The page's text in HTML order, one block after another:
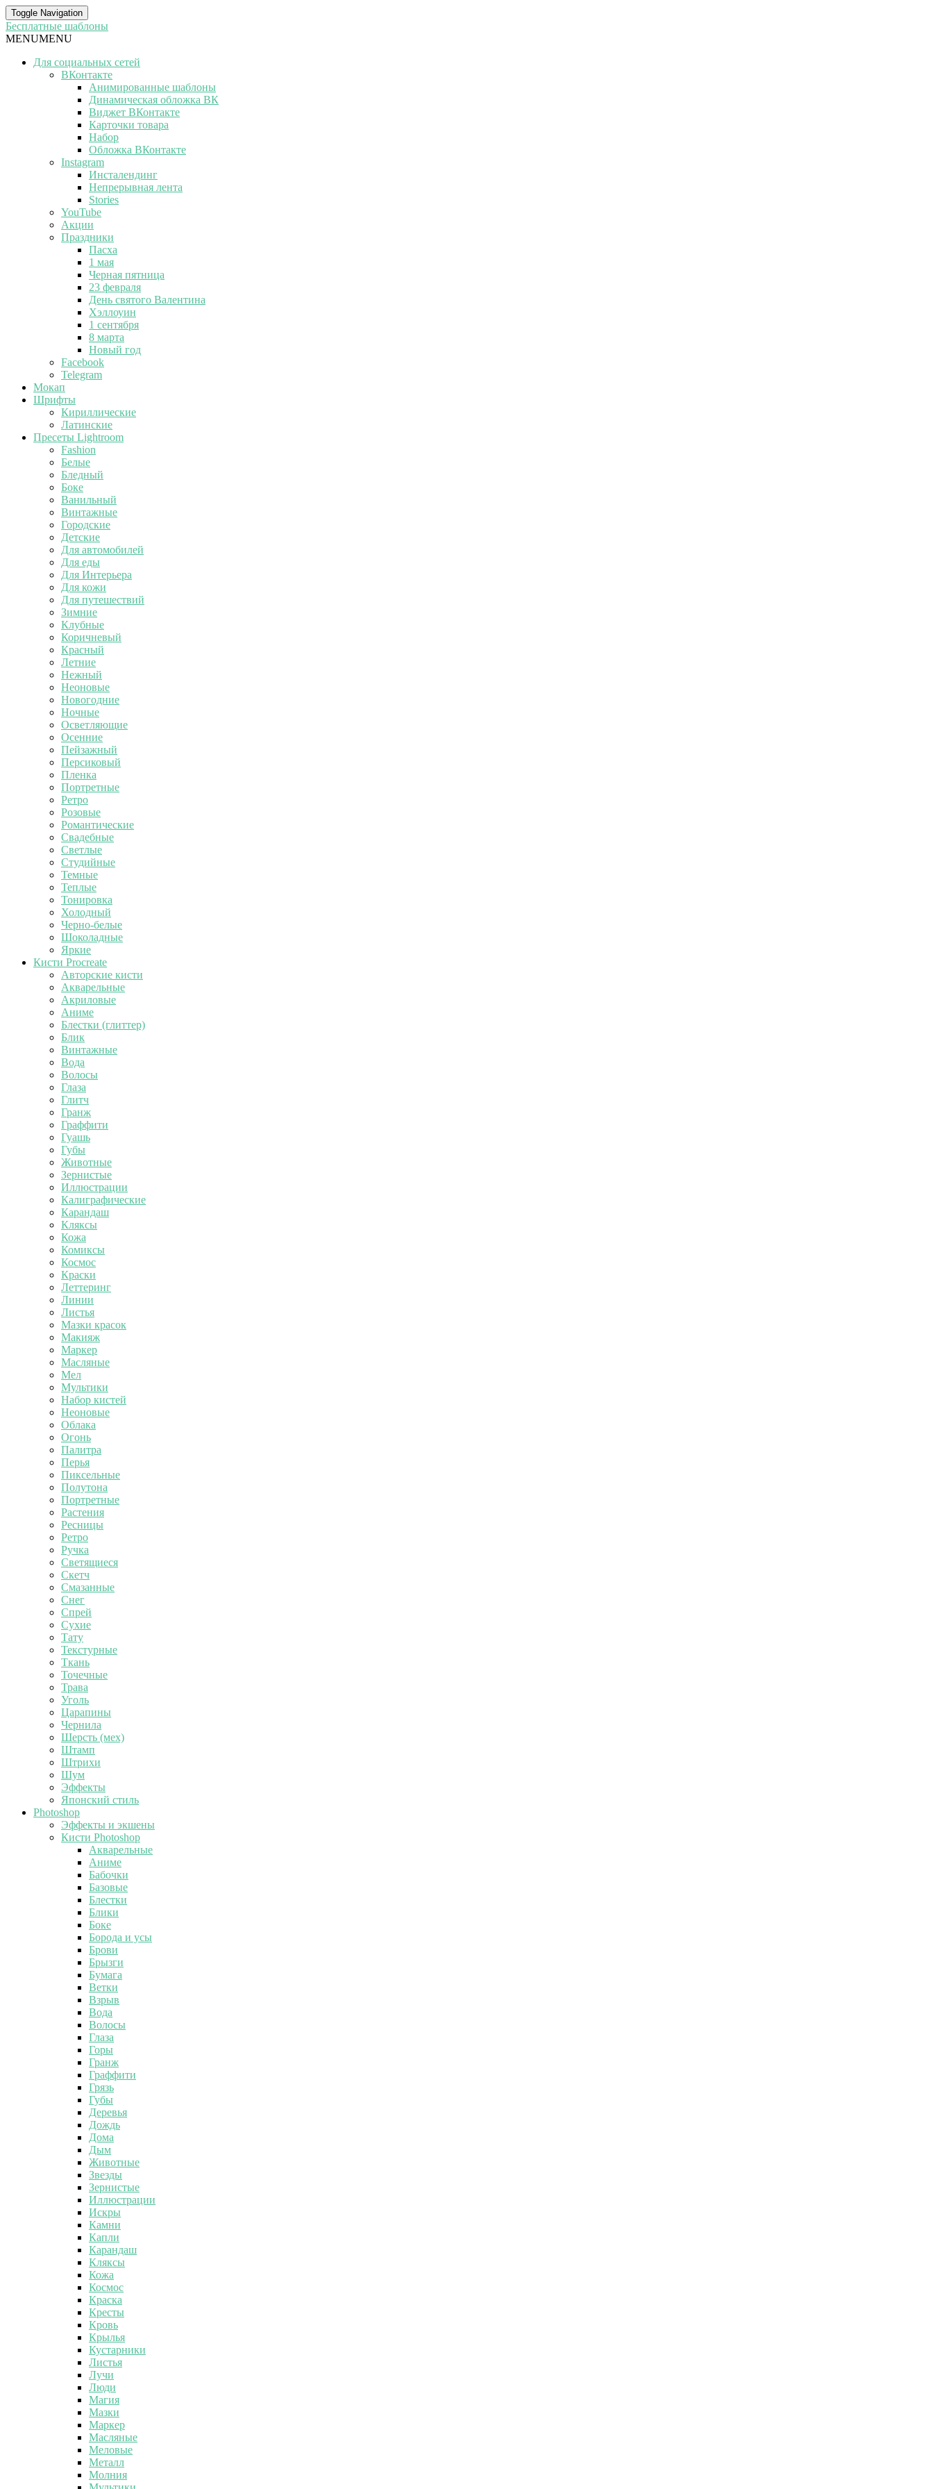
Toggle Navigation
Бесплатные шаблоны
MENUMENU
Для социальных сетей
ВКонтакте
Анимированные шаблоны
Динамическая обложка ВК
Виджет ВКонтакте
Карточки товара
Набор
Обложка ВКонтакте
Instagram
Инсталендинг
Непрерывная лента
Stories
YouTube
Акции
Праздники
Пасха
1 мая
Черная пятница
23 февраля
День святого Валентина
Хэллоуин
1 сентября
8 марта
Новый год
Facebook
Telegram
Мокап
Шрифты
Кириллические
Латинские
Пресеты Lightroom
Fashion
Белые
Бледный
Боке
Ванильный
Винтажные
Городские
Детские
Для автомобилей
Для еды
Для Интерьера
Для кожи
Для путешествий
Зимние
Клубные
Коричневый
Красный
Летние
Нежный
Неоновые
Новогодние
Ночные
Осветляющие
Осенние
Пейзажный
Персиковый
Пленка
Портретные
Ретро
Розовые
Романтические
Свадебные
Светлые
Студийные
Темные
Теплые
Тонировка
Холодный
Черно-белые
Шоколадные
Яркие
Кисти Procreate
Авторские кисти
Акварельные
Акриловые
Аниме
Блестки (глиттер)
Блик
Винтажные
Вода
Волосы
Глаза
Глитч
Гранж
Граффити
Гуашь
Губы
Животные
Зернистые
Иллюстрации
Калиграфические
Карандаш
Кляксы
Кожа
Комиксы
Космос
Краски
Леттеринг
Линии
Листья
Мазки красок
Макияж
Маркер
Масляные
Мел
Мультики
Набор кистей
Неоновые
Облака
Огонь
Палитра
Перья
Пиксельные
Полутона
Портретные
Растения
Ресницы
Ретро
Ручка
Светящиеся
Скетч
Смазанные
Снег
Спрей
Сухие
Тату
Текстурные
Ткань
Точечные
Трава
Уголь
Царапины
Чернила
Шерсть (мех)
Штамп
Штрихи
Шум
Эффекты
Японский стиль
Photoshop
Эффекты и экшены
Кисти Photoshop
Акварельные
Аниме
Бабочки
Базовые
Блестки
Блики
Боке
Борода и усы
Брови
Брызги
Бумага
Ветки
Взрыв
Вода
Волосы
Глаза
Горы
Гранж
Граффити
Грязь
Губы
Деревья
Дождь
Дома
Дым
Животные
Звезды
Зернистые
Иллюстрации
Искры
Камни
Капли
Карандаш
Кляксы
Кожа
Космос
Краска
Кресты
Кровь
Крылья
Кустарники
Листья
Лучи
Люди
Магия
Мазки
Маркер
Масляные
Меловые
Металл
Молния